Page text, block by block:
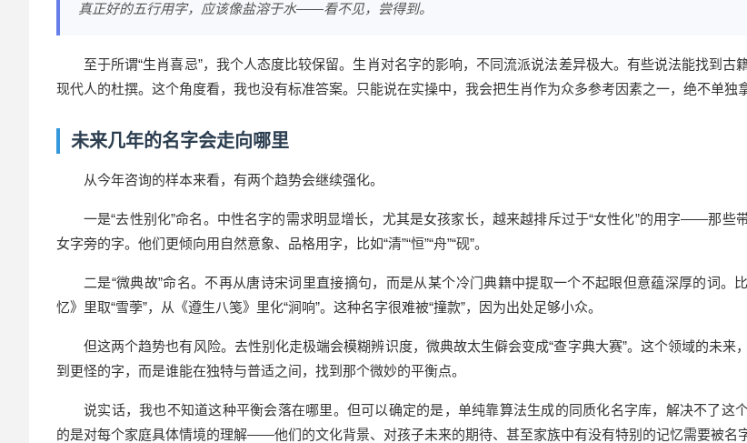
真正好的五行用字，应该像盐溶于水——看不见，尝得到。
至于所谓“生肖喜忌”，我个人态度比较保留。生肖对名字的影响，不同流派说法差异极大。有些说法能找到古
现代人的杜撰。这个角度看，我也没有标准答案。只能说在实操中，我会把生肖作为众多参考因素之一，绝不单独
未来几年的名字会走向哪里
从今年咨询的样本来看，有两个趋势会继续强化。
一是“去性别化”命名。中性名字的需求明显增长，尤其是女孩家长，越来越排斥过于“女性化”的用字——那些
女字旁的字。他们更倾向用自然意象、品格用字，比如“清”“恒”“舟”“砚”。
二是“微典故”命名。不再从唐诗宋词里直接摘句，而是从某个冷门典籍中提取一个不起眼但意蕴深厚的词。
忆》里取“雪荸”，从《遵生八笺》里化“涧响”。这种名字很难被“撞款”，因为出处足够小众。
但这两个趋势也有风险。去性别化走极端会模糊辨识度，微典故太生僻会变成“查字典大赛”。这个领域的未来
到更怪的字，而是谁能在独特与普适之间，找到那个微妙的平衡点。
说实话，我也不知道这种平衡会落在哪里。但可以确定的是，单纯靠算法生成的同质化名字库，解决不了这
的是对每个家庭具体情境的理解——他们的文化背景、对孩子未来的期待、甚至家族中有没有特别的记忆需要被名字